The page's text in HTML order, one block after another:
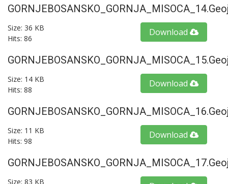
Size: 36 KB
Hits: 86
Download
Size: 14 KB
Hits: 88
Download
Size: 11 KB
Hits: 98
Download
Size: 83 KB